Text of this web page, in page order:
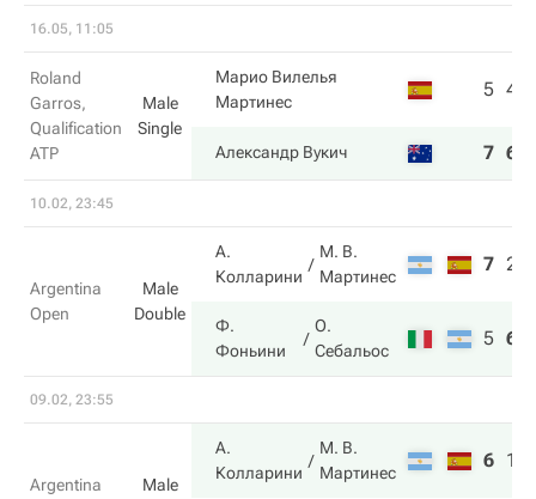
16.05, 11:05
Roland
Garros,
Qualification
ATP
Male
Single
Марио Вилелья
Мартинес
5 4
Александр Вукич 7 6
10.02, 23:45
Argentina
Open
Male
Double
А.
Колларини
М. В.
Мартинес
7 2
Ф.
Фоньини
О.
Себальос
5 6
09.02, 23:55
Argentina
Male
А.
Колларини
М. В.
Мартинес
6 1